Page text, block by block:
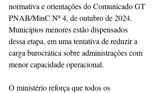
normativa e orientações do Comunicado GT
PNAB/MinC Nº 4, de outubro de 2024.
Municípios menores estão dispensados
dessa etapa, em uma tentativa de reduzir a
carga burocrática sobre administrações com
menor capacidade operacional.
O ministério reforça que todos os